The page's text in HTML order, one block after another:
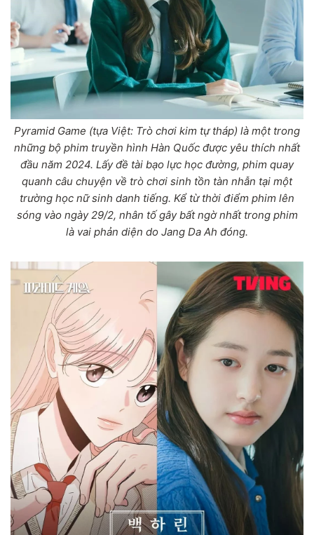
Pyramid Game (tựa Việt: Trò chơi kim tự tháp) là một trong
những bộ phim truyền hình Hàn Quốc được yêu thích nhất
đầu năm 2024. Lấy đề tài bạo lực học đường, phim quay
quanh câu chuyện về trò chơi sinh tồn tàn nhẫn tại một
trường học nữ sinh danh tiếng. Kể từ thời điểm phim lên
sóng vào ngày 29/2, nhân tố gây bất ngờ nhất trong phim
là vai phản diện do Jang Da Ah đóng.